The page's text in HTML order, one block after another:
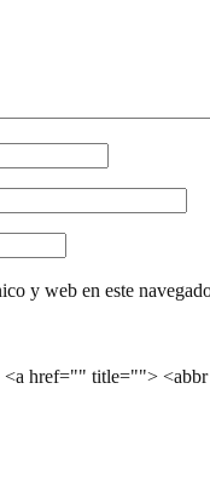
y web en este
href="" title="">